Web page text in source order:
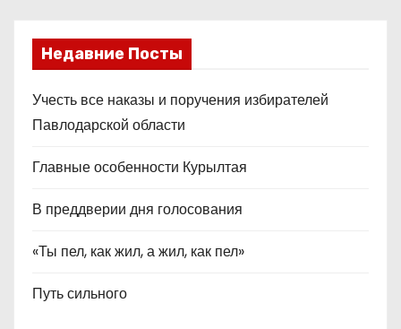
Недавние Посты
Учесть все наказы и поручения избирателей
Павлодарской области
Главные особенности Курылтая
В преддверии дня голосования
«Ты пел, как жил, а жил, как пел»
Путь сильного